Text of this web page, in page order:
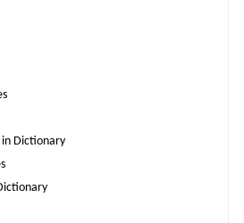
Dictionary